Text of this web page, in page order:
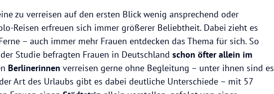
zu verreisen auf den ersten Blick wenig ansprechend oder
Reisen erfreuen sich immer größerer Beliebtheit. Dabei zieht es
– auch immer mehr Frauen entdecken das Thema für sich. So
Studie befragten Frauen in Deutschland schon öfter allein im
Berlinerinnen verreisen gerne ohne Begleitung – unter ihnen sind es
Art des Urlaubs gibt es dabei deutliche Unterschiede – mit 57